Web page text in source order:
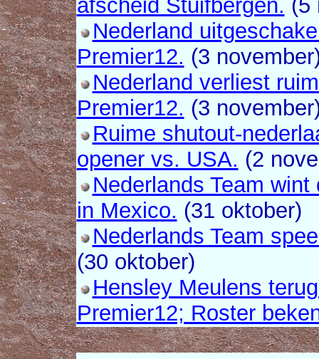
afscheid Stuifbergen. (5
Nederland
Premier12. (3
Nederland verliest
Premier12. (3
Ruime shutout-
opener vs. USA. (2
Nederlands Team
in Mexico. (31 oktober)
Nederlands Team
(30 oktober)
Hensley Meulens
Premier12; Roster